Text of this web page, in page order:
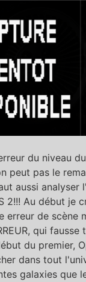
du niveau
peut pas le
aussi analyser
2!!! Au début je
erreur de scène
qui
du premier,
dans tout
galaxies que